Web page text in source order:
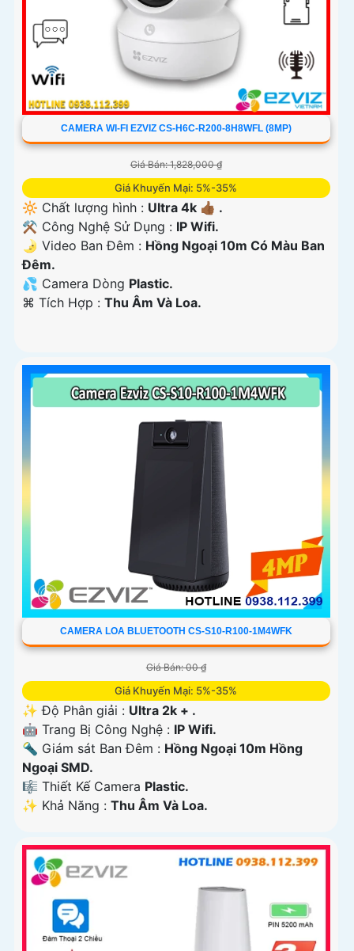
CAMERA WI-FI EZVIZ CS-H6C-R200-8H8WFL (8MP)
Giá Bán: 1,828,000 ₫
Giá Khuyến Mại: 5%-35%
🔆 Chất lượng hình : Ultra 4k 👍🏾 .
⚒ Công Nghệ Sử Dụng : IP Wifi.
🌛 Video Ban Đêm : Hồng Ngoại 10m Có Màu Ban
Ðêm.
💦 Camera Dòng Plastic.
️⌘ Tích Hợp : Thu Âm Và Loa.
CAMERA LOA BLUETOOTH CS-S10-R100-1M4WFK
Giá Bán: 00 ₫
Giá Khuyến Mại: 5%-35%
✨ Độ Phân giải : Ultra 2k + .
🤖️ Trang Bị Công Nghệ : IP Wifi.
🔦 Giám sát Ban Đêm : Hồng Ngoại 10m Hồng
Ngoại SMD.
🎼️ Thiết Kế Camera Plastic.
️✨ Khả Năng : Thu Âm Và Loa.